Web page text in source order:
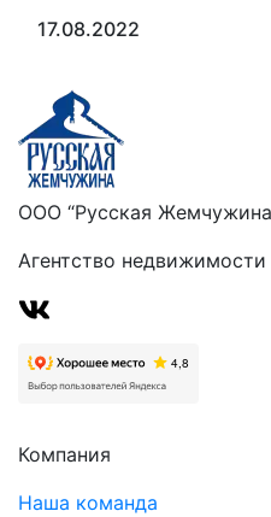
17.08.2022
ООО “Русская
Агентство недвижимости
Компания
Наша команда